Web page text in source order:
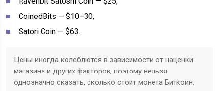
CoinedBits — $10–30;
Satori Coin — $63.
Цены иногда колеблются в зависимости от наценки
магазина и других факторов, поэтому нельзя
однозначно сказать, сколько стоит монета Биткоин.